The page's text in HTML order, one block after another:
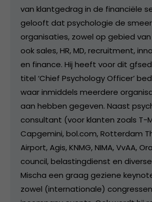
van klantgedrag in de financiële
gelooft dat psychologie de
organisaties, zowel op gebied
ook sales, HR, MD, recruitment,
en finance. Hij heeft voor dit
titel ‘Chief Psychology Officer’
waar inmiddels meerdere
aan hebben gegeven. Naast
consultant (voor klanten zoals T-
Capgemini, bol.com, Rotterdam
Airport, Agis, KNMG, NIMA, VvAA,
council, belastingdienst en
Mischa een graag geziene
zowel (internationale)